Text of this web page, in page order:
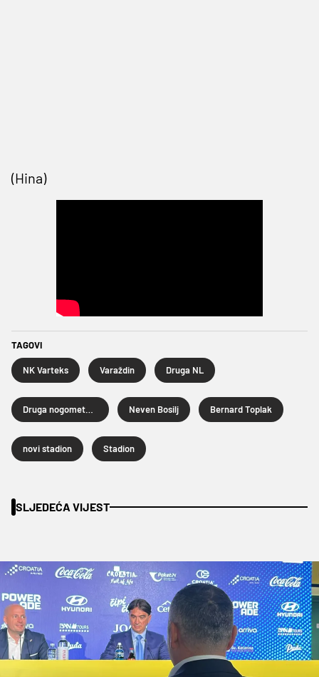
(Hina)
TAGOVI
NK Varteks Varaždin Druga NL
Neven Bosilj Bernard Toplak
novi stadion Stadion
SLJEDEĆA VIJEST